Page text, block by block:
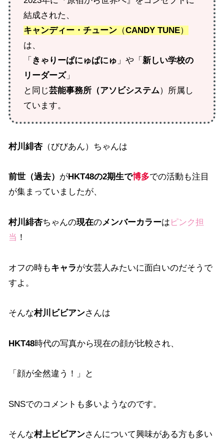
結成された、
キャンディー・チューン（CANDY TUNE）
は、
「 きゃりーぱにゅぱにゅ 」や「 新しい学校の
リーダーズ」
と同じ芸能事務所（アソビシステム）所属し
ています。
村川緋杏 （びびあん）ちゃんは
前世（過去） がHKT48の2期生で博多での活動も注目
が集まっていましたが、
村川緋杏ちゃんの現在のメンバーカラーは ピンク担
当 ！
オフの時もキャラが女芸人みたいに面白いのだそうで
すよ。
そんな村川ビビアンさんは
HKT48時代の写真から現在の顔が比較され、
「顔が全然違う！」と
SNSでのコメントも多いようなのです。
そんな村上ビビアンさんについて興味がある方も多い